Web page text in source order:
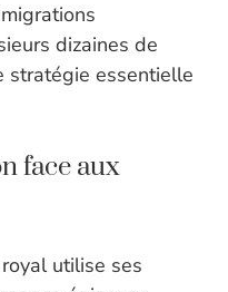
dizaines de
stratégie essentielle
face aux
utilise ses